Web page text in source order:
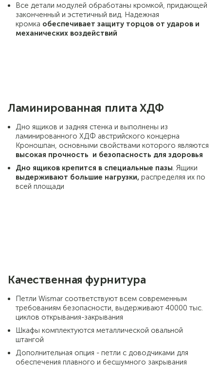
Все детали модулей обработаны кромкой, придающей
законченный и эстетичный вид. Надежная
кромка обеспечивает защиту торцов от ударов и
механических воздействий
Ламинированная плита ХДФ
Дно ящиков и задняя стенка и выполнены из
ламинированного ХДФ австрийского концерна
Кроношпан, основными свойствами которого являются
высокая прочность и безопасность для здоровья
Дно ящиков крепится в специальные пазы. Ящики
выдерживают большие нагрузки, распределяя их по
всей площади
Качественная фурнитура
Петли Wismar соответствуют всем современным
требованиям безопасности, выдерживают 40000 тыс.
циклов открывания-закрывания
Шкафы комплектуются металлической овальной
штангой
Дополнительная опция - петли с доводчиками для
обеспечения плавного и бесшумного закрывания